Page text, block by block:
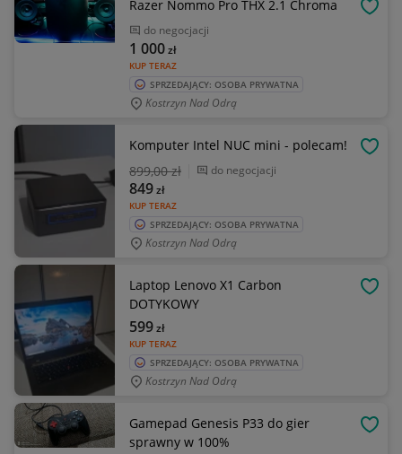
Razer Nommo Pro THX 2.1 Chroma
do negocjacji
KUP TERAZ
1 000zł
SPRZEDAJĄCY: OSOBA PRYWATNA
Kostrzyn Nad Odrą
Komputer Intel NUC mini - polecam!
899,00 zł do negocjacji
KUP TERAZ
849zł
SPRZEDAJĄCY: OSOBA PRYWATNA
Kostrzyn Nad Odrą
Laptop Lenovo X1 Carbon
DOTYKOWY
KUP TERAZ
599zł
SPRZEDAJĄCY: OSOBA PRYWATNA
Kostrzyn Nad Odrą
Gamepad Genesis P33 do gier
sprawny w 100%